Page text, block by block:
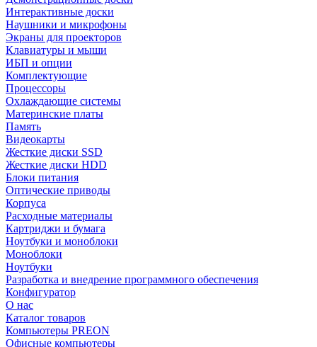
Интерактивные доски
Наушники и микрофоны
Экраны для проекторов
Клавиатуры и мыши
ИБП и опции
Комплектующие
Процессоры
Охлаждающие системы
Материнские платы
Память
Видеокарты
Жесткие диски SSD
Жесткие диски HDD
Блоки питания
Оптические приводы
Корпуса
Расходные материалы
Картриджи и бумага
Ноутбуки и моноблоки
Моноблоки
Ноутбуки
Разработка и внедрение программного обеспечения
Конфигуратор
О нас
Каталог товаров
Компьютеры PREON
Офисные компьютеры